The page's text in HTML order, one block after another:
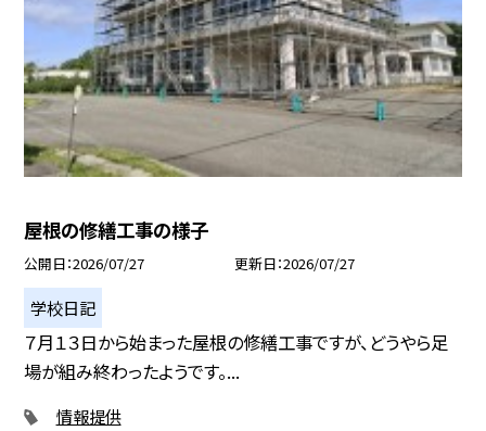
屋根の修繕工事の様子
公開日 2026/07/27 更新日 2026/07/27
学校日記
７月１３日から始まった屋根の修繕工事ですが、どうやら足
場が組み終わったようです。...
情報提供